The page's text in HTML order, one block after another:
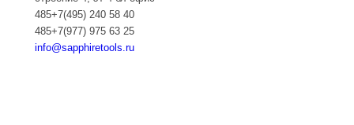
485+7(495) 240 58 40
485+7(977) 975 63 25
info@sapphiretools.ru